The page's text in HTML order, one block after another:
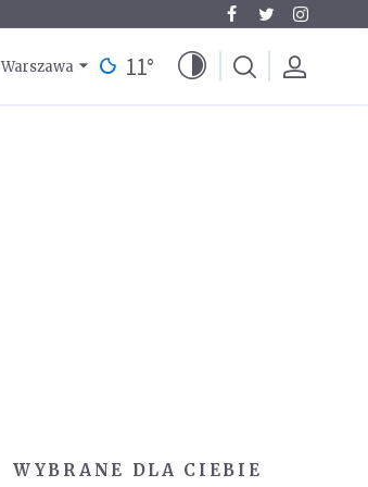
Warszawa 11°
WYBRANE DLA CIEBIE